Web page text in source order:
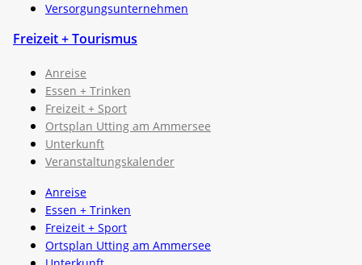
Versorgungsunternehmen
Freizeit + Tourismus
Anreise
Essen + Trinken
Freizeit + Sport
Ortsplan Utting am Ammersee
Unterkunft
Veranstaltungskalender
Anreise
Essen + Trinken
Freizeit + Sport
Ortsplan Utting am Ammersee